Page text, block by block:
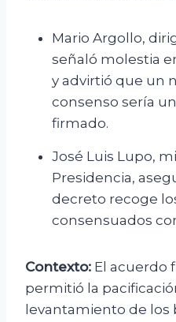
Mario Argollo,
señaló molestia
y advirtió que un
consenso sería
firmado.
José Luis Lupo,
Presidencia,
decreto recoge
consensuados
Contexto: El acuerdo
permitió la
levantamiento de los